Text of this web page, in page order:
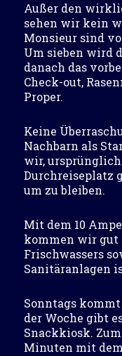
Außer den
sehen wir kein
Monsieur sind
Um sieben wird
danach das
Check-out,
Proper.
Keine
Nachbarn als
wir,
Durchreiseplatz
um zu bleiben.
Mit dem 10
kommen wir gut
Frischwassers
Sanitäranlagen
Sonntags
der Woche gibt
Snackkiosk.
Minuten mit